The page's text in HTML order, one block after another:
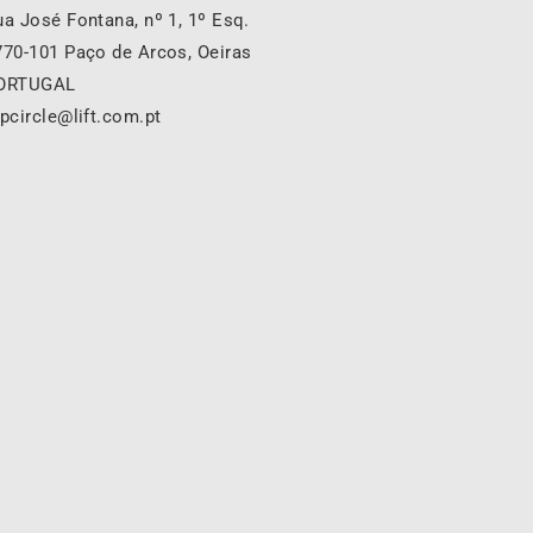
José Fontana, nº 1, 1º Esq.
101 Paço de Arcos, Oeiras